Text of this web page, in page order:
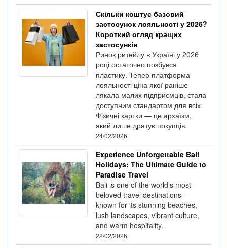
Скільки коштує базовий
застосунок лояльності у 2026?
Короткий огляд кращих
застосунків
Ринок ритейлу в Україні у 2026
році остаточно позбувся
пластику. Тепер платформа
лояльності ціна якої раніше
лякала малих підприємців, стала
доступним стандартом для всіх.
Фізичні картки — це архаїзм,
який лише дратує покупців.
24/02/2026
Experience Unforgettable Bali
Holidays: The Ultimate Guide to
Paradise Travel
Bali is one of the world’s most
beloved travel destinations —
known for its stunning beaches,
lush landscapes, vibrant culture,
and warm hospitality.
22/02/2026